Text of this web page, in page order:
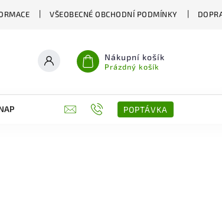
VŠEOBECNÉ OBCHODNÍ PODMÍNKY
Nákupní košík
Prázdný košík
NÁM KONTAKTY POPTÁVKA